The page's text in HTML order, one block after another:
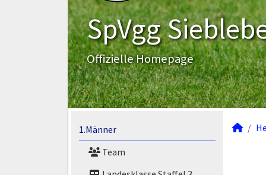
SpVgg
Offizielle Homepage
1.Männer
Team